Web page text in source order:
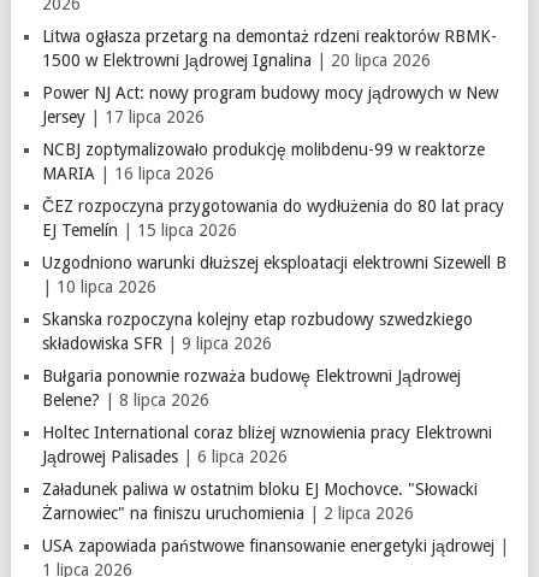
Litwa ogłasza przetarg na demontaż rdzeni reaktorów RBMK-
1500 w Elektrowni Jądrowej Ignalina | 20 lipca 2026
Power NJ Act: nowy program budowy mocy jądrowych w New
Jersey| 17 lipca 2026
NCBJ zoptymalizowało produkcję molibdenu-99 w reaktorze
MARIA | 16 lipca 2026
ČEZ rozpoczyna przygotowania do wydłużenia do 80 lat pracy
EJ Temelín | 15 lipca 2026
Uzgodniono warunki dłuższej eksploatacji elektrowni Sizewell B
| 10 lipca 2026
Skanska rozpoczyna kolejny etap rozbudowy szwedzkiego
składowiska SFR | 9 lipca 2026
Bułgaria ponownie rozważa budowę Elektrowni Jądrowej
Belene? | 8 lipca 2026
Holtec International coraz bliżej wznowienia pracy Elektrowni
Jądrowej Palisades| 6 lipca 2026
Załadunek paliwa w ostatnim bloku EJ Mochovce. "Słowacki
Żarnowiec" na finiszu uruchomienia | 2 lipca 2026
USA zapowiada państwowe finansowanie energetyki jądrowej
1 lipca 2026